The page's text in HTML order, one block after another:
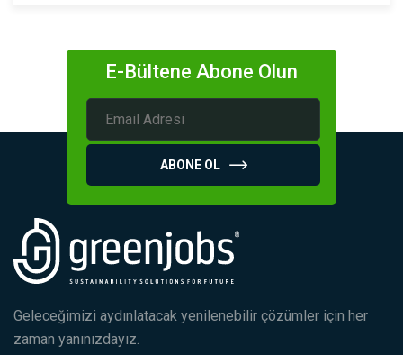
E-Bültene Abone Olun
ABONE OL
Geleceğimizi aydınlatacak yenilenebilir çözümler için her
zaman yanınızdayız.